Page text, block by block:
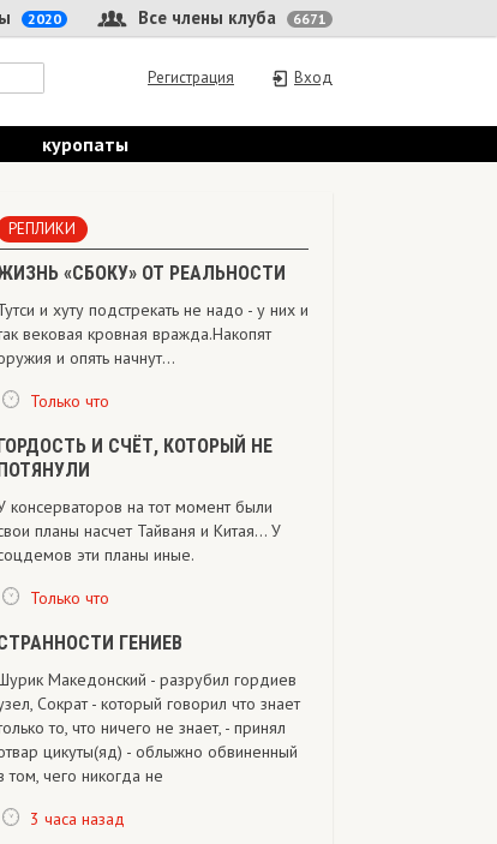
Все члены клуба 6671
2020
Вход
Регистрация
куропаты
РЕПЛИКИ
«СБОКУ» ОТ РЕАЛЬНОСТИ
и хуту подстрекать не надо - у них и
вековая кровная вражда.Накопят
и опять начнут...
Только что
И СЧЁТ, КОТОРЫЙ НЕ
консерваторов на тот момент были
планы насчет Тайваня и Китая... У
эти планы иные.
Только что
ГЕНИЕВ
Македонский - разрубил гордиев
Сократ - который говорил что знает
то, что ничего не знает, - принял
цикуты(яд) - облыжно обвиненный
том, чего никогда не
3 часа назад